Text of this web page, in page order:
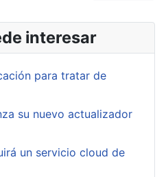
interesar
para tratar de
su nuevo actualizador
un servicio cloud de